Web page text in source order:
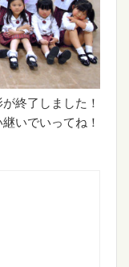
終了しました！
いでいってね！